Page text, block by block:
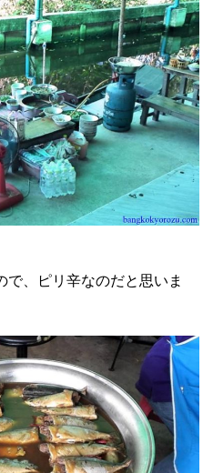
で、ピリ辛なのだと思いま